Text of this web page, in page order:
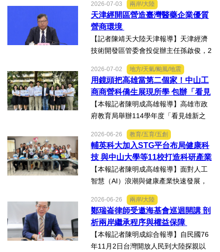
答記者提問關於天津在產業發展方面有
哪些突出優勢，目前台資企業在天津的
融合情況，未來還有哪些...
2026-07-03 兩岸/大陸
天津經開區營造臺灣醫藥企業優質
營商環境
【記者陳靖天大陸天津報導】天津經濟
技術開發區管委會投促辦主任孫啟俊，2
新聞發佈會上，說明天津市作為北方生
物醫藥產業高地，天津經開區能為臺灣
醫藥大健康行業的創業者和...
2026-07-02 地方/天氣/颱風/地震
用鏡頭把高雄當第二個家！中山工
商商營科僑生展現所學 包辦「看見
雄新之光」創意短片前三名
【本報記者陳明成高雄報導】高雄市政
府教育局舉辦114學年度「看見雄新之
科建教僑生專班學生囊括高中職組前三
名。李昱平校長表示，來自泰國、印尼
及越南僑生，以異國的獨特視...
2026-06-26 教育/五育/五創
輔英科大加入STG平台布局健康科
技 與中山大學等11校打造科研產業
生態圈
【本報記者陳明成高雄報導】面對人工
智慧（AI）浪潮與健康產業快速發展，
灣科研產業化平台」，再擴大跨校科研
合作版圖，與輔英科技大學簽署合作備
忘錄（MOU），並共同為「廠...
2026-06-26 兩岸/大陸
鄭瑞崙律師受邀海基會巡迴開講 剖
析兩岸繼承程序與權益保障
【本報記者陳明成綜合報導】自民國76
年11月2日台灣開放人民到大陸探親以